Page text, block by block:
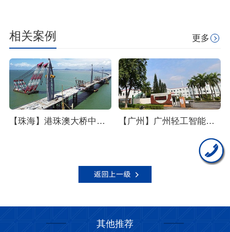
相关案例 更多
【珠海】港珠澳大桥中低压电缆采购项目 【广州】广州轻工智能家电产业集群ZN-RVSP阻燃电缆采购项目--东佳信电缆
其他推荐